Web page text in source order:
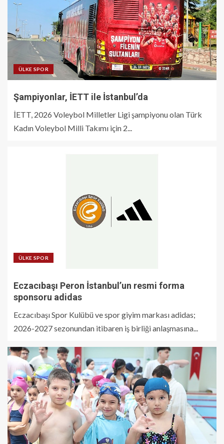
ÜLKE SPOR
Şampiyonlar, İETT ile İstanbul’da
İETT, 2026 Voleybol Milletler Ligi şampiyonu olan Türk
Kadın Voleybol Milli Takımı için 2...
ÜLKE SPOR
Eczacıbaşı Peron İstanbul’un resmi forma
sponsoru adidas
Eczacıbaşı Spor Kulübü ve spor giyim markası adidas;
2026-2027 sezonundan itibaren iş birliği anlaşmasına...